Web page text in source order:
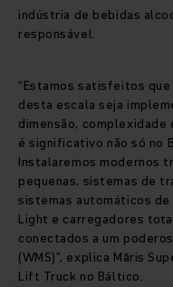
indústria de bebidas
responsável.
“Estamos satisfeitos
desta escala seja
dimensão,
é significativo não só no
Instalaremos modernos
pequenas, sistemas de
sistemas automáticos
Light e carregadores
conectados a um
(WMS)”, explica Māris
Lift Truck no Báltico.